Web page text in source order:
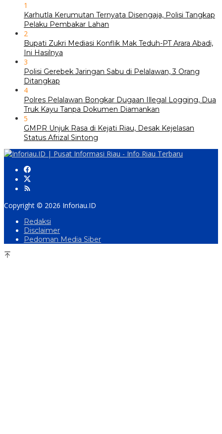
1
Karhutla Kerumutan Ternyata Disengaja, Polisi Tangkap
Pelaku Pembakar Lahan
2
Bupati Zukri Mediasi Konflik Mak Teduh-PT Arara Abadi,
Ini Hasilnya
3
Polisi Gerebek Jaringan Sabu di Pelalawan, 3 Orang
Ditangkap
4
Polres Pelalawan Bongkar Dugaan Illegal Logging, Dua
Truk Kayu Tanpa Dokumen Diamankan
5
GMPR Unjuk Rasa di Kejati Riau, Desak Kejelasan
Status Afrizal Sintong
Copyright © 2026 Inforiau.ID
Redaksi
Disclaimer
Pedoman Media Siber